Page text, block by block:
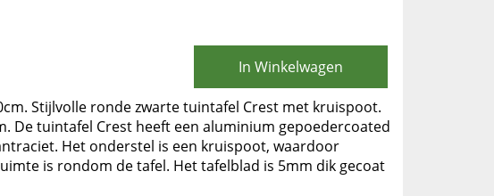
In Winkelwagen
Stijlvolle ronde zwarte tuintafel Crest met kruispoot.
De tuintafel Crest heeft een aluminium gepoedercoated
Het onderstel is een kruispoot, waardoor
is rondom de tafel. Het tafelblad is 5mm dik gecoat